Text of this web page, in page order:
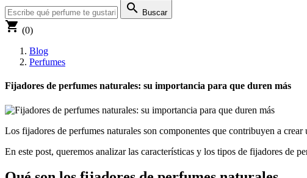
search Buscar
shopping_cart (0)
Blog
Perfumes
Fijadores de perfumes naturales: su importancia para que duren más
Los fijadores de perfumes naturales son componentes que contribuyen a
En este post, queremos analizar las características y los tipos de fijadores de